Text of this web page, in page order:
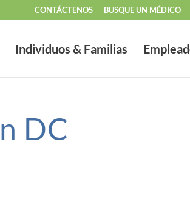
CONTÁCTENOS BUSQUE UN MÉDICO
Individuos & Familias
DC